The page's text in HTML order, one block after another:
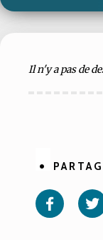
Il n'y a pas de
sur